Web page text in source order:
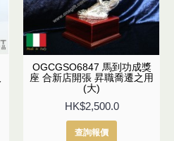
OGCGSO6847 馬到功成獎
座 合新店開張 昇職喬遷之用
(大)
HK$2,500.0
查詢報價